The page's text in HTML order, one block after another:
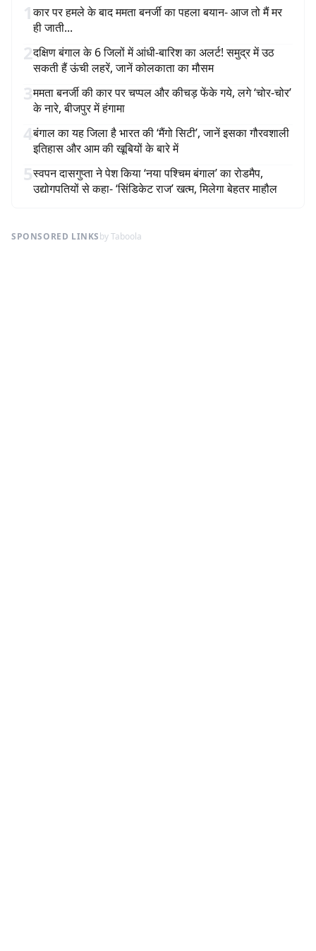
1कार पर हमले के बाद ममता बनर्जी का पहला बयान- आज तो मैं मर
ही जाती...
2दक्षिण बंगाल के 6 जिलों में आंधी-बारिश का अलर्ट! समुद्र में उठ
सकती हैं ऊंची लहरें, जानें कोलकाता का मौसम
3ममता बनर्जी की कार पर चप्पल और कीचड़ फेंके गये, लगे ‘चोर-चोर’
के नारे, बीजपुर में हंगामा
4बंगाल का यह जिला है भारत की ‘मैंगो सिटी’, जानें इसका गौरवशाली
इतिहास और आम की खूबियों के बारे में
5स्वपन दासगुप्ता ने पेश किया ‘नया पश्चिम बंगाल’ का रोडमैप,
उद्योगपतियों से कहा- ‘सिंडिकेट राज’ खत्म, मिलेगा बेहतर माहौल
SPONSORED LINKSby Taboola